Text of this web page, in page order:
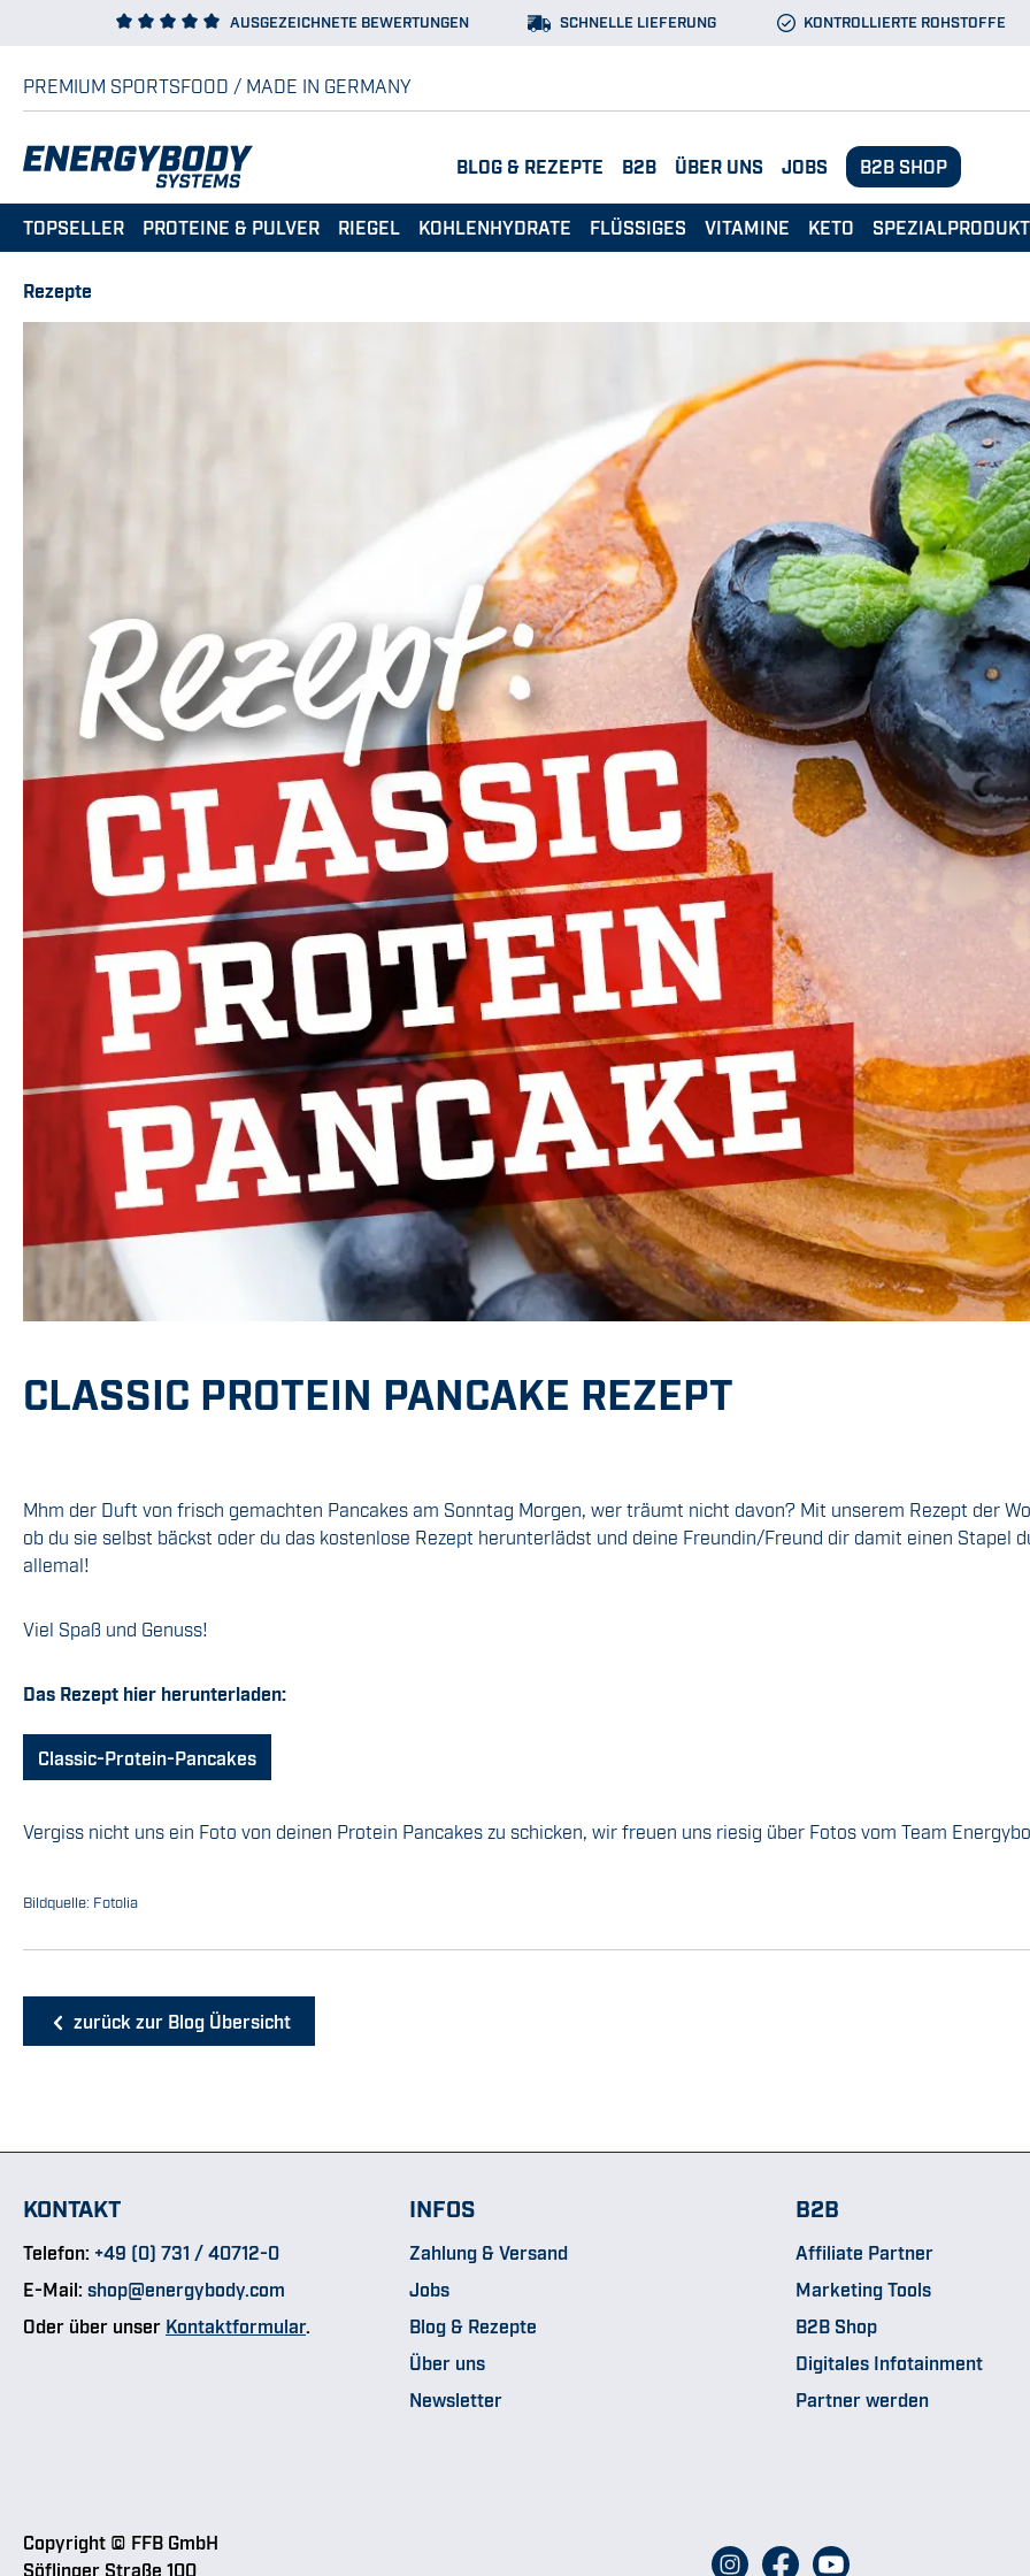
Hauptinhalt springen
Zur Suche springen
Zur Hauptnavigation springenAUSGEZEICHNETE BEWERTUNGEN SCHNELLE LIEFERUNG KONTROLLIERTE ROHSTOFFE
PREMIUM SPORTSFOOD / MADE IN GERMANY
BLOG & REZEPTE B2B ÜBER UNS JOBS B2B SHOP
TOPSELLER PROTEINE & PULVER RIEGEL KOHLENHYDRATE FLÜSSIGES VITAMINE KETO
Rezepte
CLASSIC PROTEIN PANCAKE REZEPT
Mhm der Duft von frisch gemachten Pancakes am Sonntag Morgen, wer träumt nicht davon? Mit unserem Rezept der
ob du sie selbst bäckst oder du das kostenlose Rezept herunterlädst und deine Freundin/Freund dir damit einen Stapel
allemal!
Viel Spaß und Genuss!
Das Rezept hier herunterladen:
Classic-Protein-Pancakes
Vergiss nicht uns ein Foto von deinen Protein Pancakes zu schicken, wir freuen uns riesig über Fotos vom Team
Bildquelle: Fotolia
zurück zur Blog Übersicht
KONTAKT
Telefon: +49 (0) 731 / 40712-0
E-Mail: shop@energybody.com
Oder über unser Kontaktformular.
INFOS
Zahlung & Versand
Jobs
Blog & Rezepte
Über uns
Newsletter
B2B
Affiliate Partner
Marketing Tools
B2B Shop
Digitales Infotainment
Partner werden
Copyright © FFB GmbH
Söflinger Straße 100